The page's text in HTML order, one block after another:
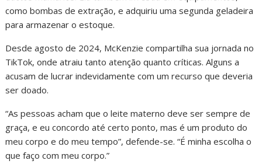
como bombas de extração, e adquiriu uma segunda geladeira
para armazenar o estoque.
Desde agosto de 2024, McKenzie compartilha sua jornada no
TikTok, onde atraiu tanto atenção quanto críticas. Alguns a
acusam de lucrar indevidamente com um recurso que deveria
ser doado.
“As pessoas acham que o leite materno deve ser sempre de
graça, e eu concordo até certo ponto, mas é um produto do
meu corpo e do meu tempo”, defende-se. “É minha escolha o
que faço com meu corpo.”